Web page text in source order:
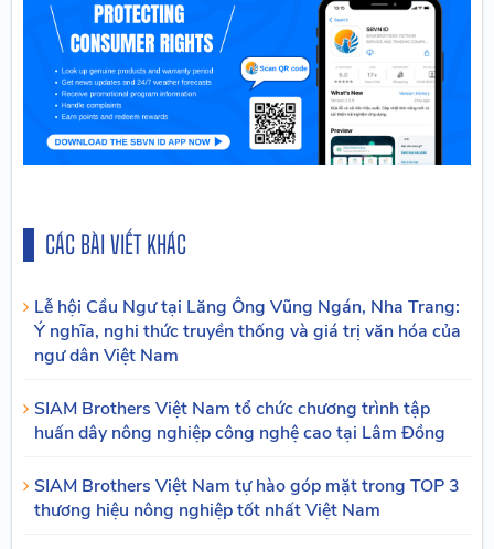
CÁC BÀI VIẾT KHÁC
Lễ hội Cầu Ngư tại Lăng Ông Vũng Ngán, Nha Trang:
Ý nghĩa, nghi thức truyền thống và giá trị văn hóa của
ngư dân Việt Nam
SIAM Brothers Việt Nam tổ chức chương trình tập
huấn dây nông nghiệp công nghệ cao tại Lâm Đồng
SIAM Brothers Việt Nam tự hào góp mặt trong TOP 3
thương hiệu nông nghiệp tốt nhất Việt Nam